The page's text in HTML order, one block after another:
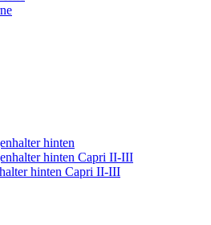
hinten Capri II-III